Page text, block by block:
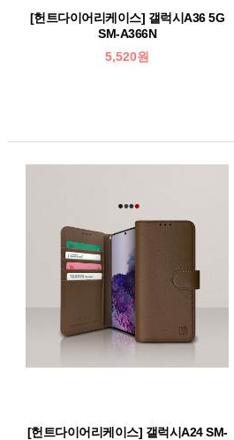
[헌트다이어리케이스] 갤럭시A36 5G
SM-A366N
5,520원
[헌트다이어리케이스] 갤럭시A24 SM-